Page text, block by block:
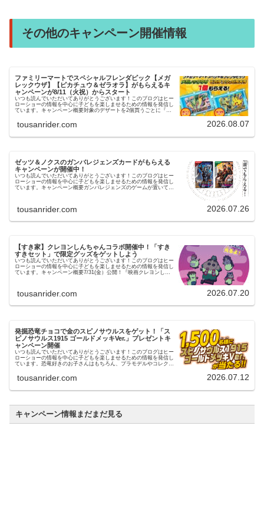
その他のキャンペーン開催情報
ファミリーマートでスペシャルフレンダピック【メガ
レックウザ】【ピカチュウ＆ゼラオラ】がもらえるキ
ャンペーンが8/11（火祝）からスタート
いつも読んでいただいてありがとうございます！このブログはヒー
ローショーの情報を中心に子どもを楽しませるための情報を発信し
ています。キャンペーン概要対象のデザートを2個買うごとに『メ
オ…
tousanrider.com 2026.08.07
ゼッツ＆ノクスのガンバレジェンズカードがもらえる
キャンペーンが開催中！
いつも読んでいただいてありがとうございます！このブログはヒー
ローショーの情報を中心に子どもを楽しませるための情報を発信し
ています。キャンペーン概要ガンバレジェンズのゲームが置いてあ
tousanrider.com 2026.07.26
【すき家】クレヨンしんちゃんコラボ開催中！「すき
すきセット」で限定グッズをゲットしよう
いつも読んでいただいてありがとうございます！このブログはヒー
ローショーの情報を中心に子どもを楽しませるための情報を発信し
ています。キャンペーン概要7/31(金）公開！『映画クレヨンしん
tousanrider.com 2026.07.20
発掘恐竜チョコで金のスピノサウルスをゲット！「ス
ピノサウルス1915 ゴールドメッキVer.」プレゼントキ
ャンペーン開催
いつも読んでいただいてありがとうございます！このブログはヒー
ローショーの情報を中心に子どもを楽しませるための情報を発信し
ています。恐竜好きのお子さんはもちろん、プラモデルやコレクシ
た！…
tousanrider.com 2026.07.12
キャンペーン情報まだまだ見る